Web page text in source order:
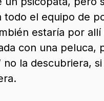
todo el equipo de
estaría por allí
con una peluca,
no la descubriera,